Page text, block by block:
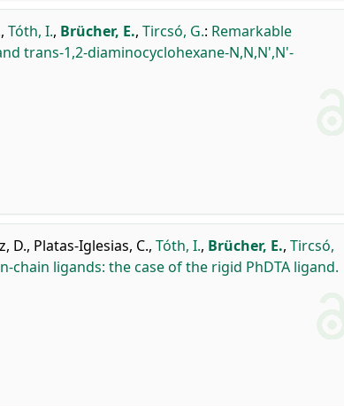
, Tóth, I., Brücher, E., Tircsó, G.: Remarkable
trans-1,2-diaminocyclohexane-N,N,N',N'-
D., Platas-Iglesias, C., Tóth, I., Brücher, E., Tircsó,
ligands: the case of the rigid PhDTA ligand.